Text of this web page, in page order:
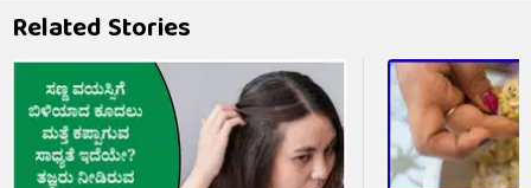
Related Stories